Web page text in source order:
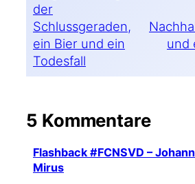
der
Schlussgeraden,
ein Bier und ein
Todesfall
und
5 Kommentare
Flashback #FCNSVD –
Mirus